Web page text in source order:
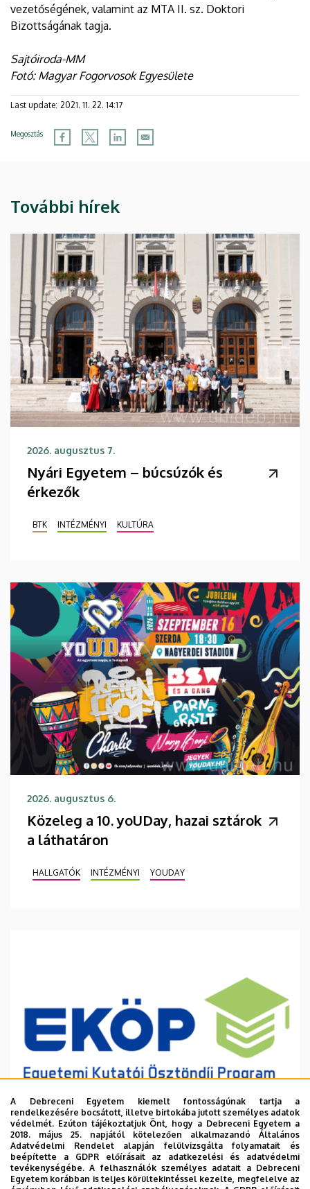
vezetőségének, valamint az MTA II. sz. Doktori
Bizottságának tagja.
Sajtóiroda-MM
Fotó: Magyar Fogorvosok Egyesülete
Last update: 2021. 11. 22. 14:17
Megosztás
További hírek
2026. augusztus 7.
Nyári Egyetem – búcsúzók és
érkezők
BTK INTÉZMÉNYI KULTÚRA
2026. augusztus 6.
Közeleg a 10. yoUDay, hazai sztárok
a láthatáron
HALLGATÓK INTÉZMÉNYI YOUDAY
2026. augusztus 6.
Ösztöndíj a tudományos munka
A Debreceni Egyetem kiemelt fontosságúnak tartja a
rendelkezésére bocsátott, illetve birtokába jutott személyes adatok
védelmét. Ezúton tájékoztatjuk Önt, hogy a Debreceni Egyetem a
2018. május 25. napjától kötelezően alkalmazandó Általános
Adatvédelmi Rendelet alapján felülvizsgálta folyamatait és
beépítette a GDPR előírásait az adatkezelési és adatvédelmi
tevékenységébe. A felhasználók személyes adatait a Debreceni
Egyetem korábban is teljes körültekintéssel kezelte, megfelelve az